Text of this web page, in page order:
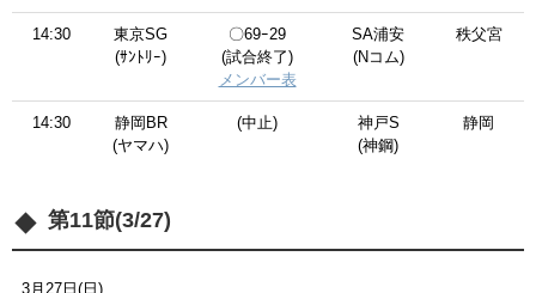
14:30
東京SG
(ｻﾝﾄﾘｰ)
〇69ｰ29
(試合終了)
メンバー表
SA浦安
(Nコム)
秩父宮
14:30
静岡BR
(ヤマハ)
(中止)
神戸S
(神鋼)
静岡
第11節(3/27)
3月27日(日)